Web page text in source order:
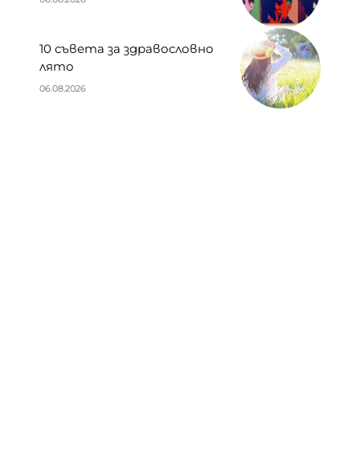
10 съвета за здравословно
лято
06.08.2026